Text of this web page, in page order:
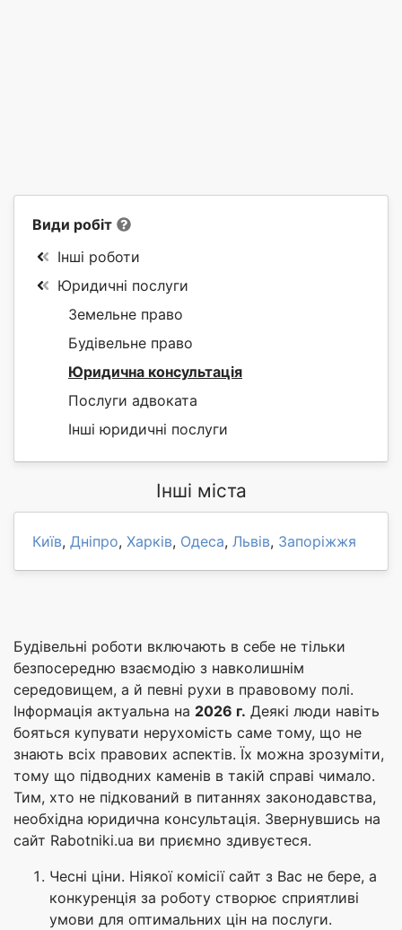
Види робіт
Інші роботи
Юридичні послуги
Земельне право
Будівельне право
Юридична консультація
Послуги адвоката
Інші юридичні послуги
Інші міста
Київ, Дніпро, Харків, Одеса, Львів, Запоріжжя
Будівельні роботи включають в себе не тільки
безпосередню взаємодію з навколишнім
середовищем, а й певні рухи в правовому полі.
Інформація актуальна на 2026 г. Деякі люди навіть
бояться купувати нерухомість саме тому, що не
знають всіх правових аспектів. Їх можна зрозуміти,
тому що підводних каменів в такій справі чимало.
Тим, хто не підкований в питаннях законодавства,
необхідна юридична консультація. Звернувшись на
сайт Rabotniki.ua ви приємно здивуєтеся.
Чесні ціни. Ніякої комісії сайт з Вас не бере, а
конкуренція за роботу створює сприятливі
умови для оптимальних цін на послуги.